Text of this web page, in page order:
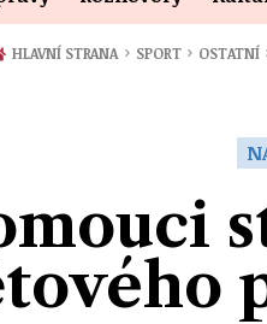
HLAVNÍ STRANA › SPORT › OSTATNÍ